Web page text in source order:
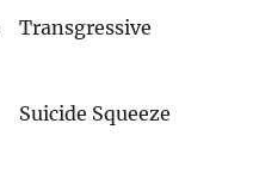
Transgressive
Suicide Squeeze